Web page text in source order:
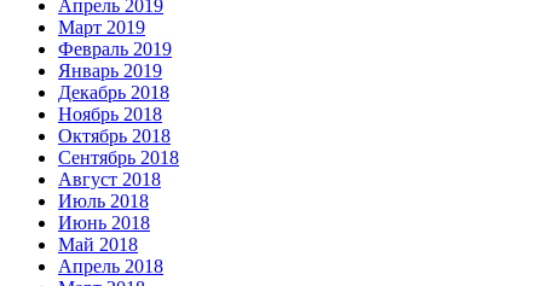
Апрель 2019
Март 2019
Февраль 2019
Январь 2019
Декабрь 2018
Ноябрь 2018
Октябрь 2018
Сентябрь 2018
Август 2018
Июль 2018
Июнь 2018
Май 2018
Апрель 2018